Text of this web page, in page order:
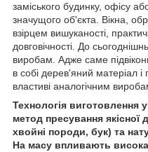
заміського будинку, офісу
значущого об'єкта. Вікна,
взірцем вишуканості,
довговічності. До
виробам. Адже саме
в собі дерев'яний матеріал і
властиві аналогічним
Технологія виготовлення
метод пресування якісної
хвойні породи, бук) та
На масу впливають